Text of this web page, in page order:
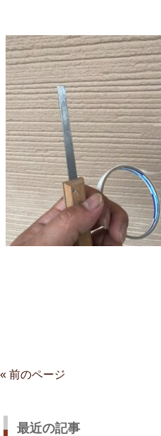
« 前のページ
最近の記事